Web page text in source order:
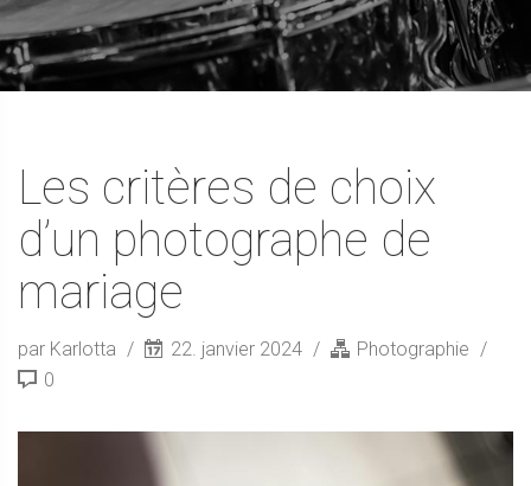
Les critères de choix
d’un photographe de
mariage
par Karlotta 22. janvier 2024
Photographie
0